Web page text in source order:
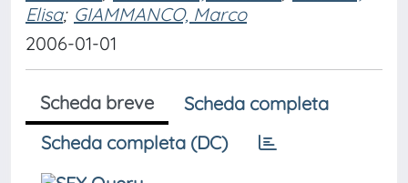
Elisa; GIAMMANCO, Marco
2006-01-01
Scheda breve
Scheda completa
Scheda completa (DC)